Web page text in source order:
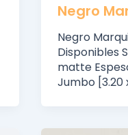
Negro
Negro
Disponibles
matte
Jumbo [3.20